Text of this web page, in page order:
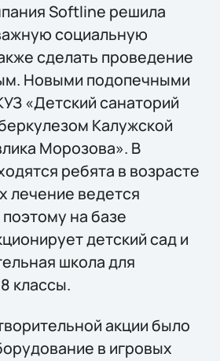
Softline решила
социальную
сделать проведение
Новыми подопечными
«Детский санаторий
Калужской
Морозова». В
ребята в возрасте
лечение ведется
на базе
детский сад и
школа для
классы.
акции было
в игровых